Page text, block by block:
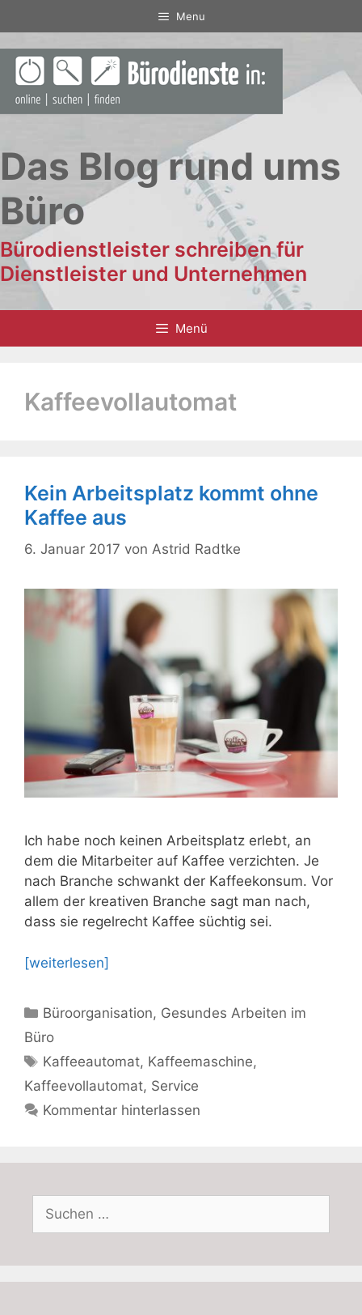
Inhalt
springen
Menu
Das Blog rund ums
Büro
Bürodienstleister schreiben für
Dienstleister und Unternehmen
Menü
Kaffeevollautomat
Kein Arbeitsplatz kommt ohne
Kaffee aus
6. Januar 2017 von Astrid Radtke
Ich habe noch keinen Arbeitsplatz erlebt, an
dem die Mitarbeiter auf Kaffee verzichten. Je
nach Branche schwankt der Kaffeekonsum. Vor
allem der kreativen Branche sagt man nach,
dass sie regelrecht Kaffee süchtig sei.
[weiterlesen]
Kategorien
Büroorganisation, Gesundes Arbeiten im
Büro
Schlagwörter
Kaffeeautomat, Kaffeemaschine,
Kaffeevollautomat, Service
Kommentar hinterlassen
nach: